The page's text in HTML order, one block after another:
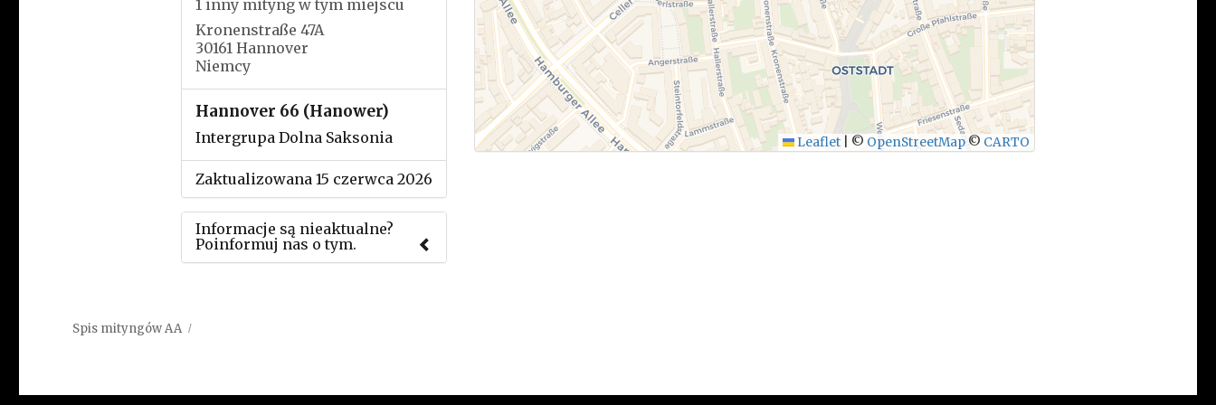
1 inny mityng w tym miejscu
Kronenstraße 47A
30161 Hannover
Niemcy
Hannover 66 (Hanower)
Intergrupa Dolna Saksonia
Zaktualizowana 15 czerwca 2026
Informacje są nieaktualne?
Poinformuj nas o tym.
Leaflet © OpenStreetMap © CARTO
Spis mityngów AA